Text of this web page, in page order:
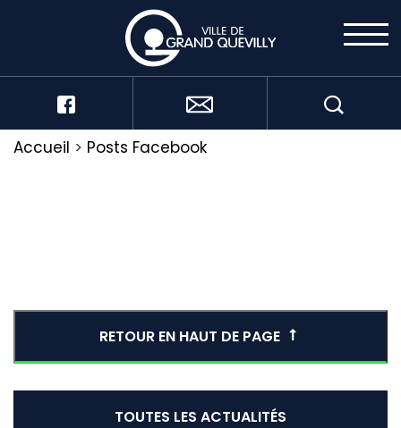
Accueil > Posts Facebook
RETOUR EN HAUT DE PAGE
TOUTES LES ACTUALITÉS